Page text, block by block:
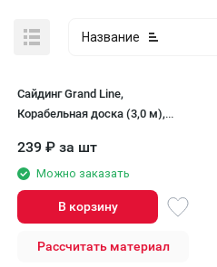
Название
Сайдинг Grand Line,
Корабельная доска (3,0 м),
239 ₽ за шт
Можно заказать
В корзину
Рассчитать материал